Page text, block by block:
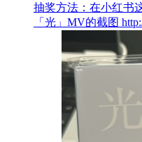
抽奖方法：在小红书
「光」MV的截图